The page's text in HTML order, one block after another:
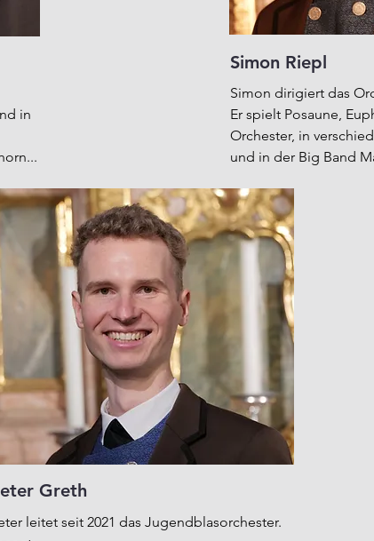
Simon Riepl
Simon dirigiert das
Er spielt Posaune,
Orchester, in
und in der Big Band
in
Greth
leitet seit 2021 das Jugendblasorchester.